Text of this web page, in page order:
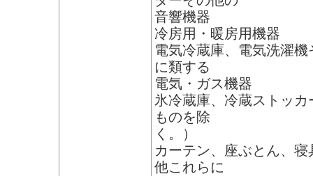
音響機器
冷房用・暖房用機器
電気冷蔵庫、電気洗濯
に類する
電気・ガス機器
氷冷蔵庫、冷蔵ストッカ
ものを除
く。）
カーテン、座ぶとん、
他これらに